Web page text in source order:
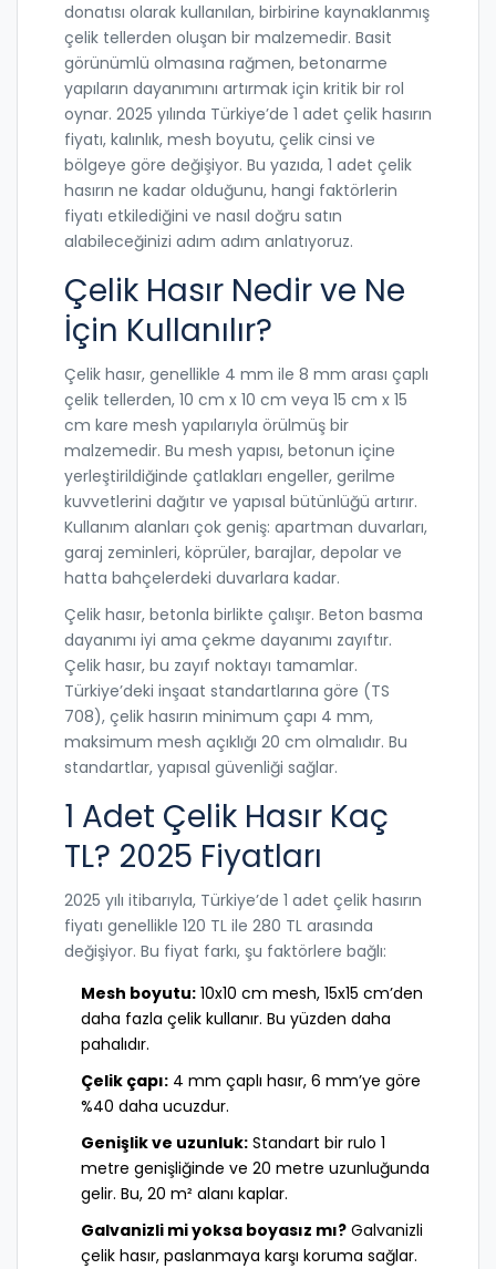
donatısı olarak kullanılan, birbirine kaynaklanmış
çelik tellerden oluşan bir malzemedir. Basit
görünümlü olmasına rağmen, betonarme
yapıların dayanımını artırmak için kritik bir rol
oynar. 2025 yılında Türkiye’de 1 adet çelik hasırın
fiyatı, kalınlık, mesh boyutu, çelik cinsi ve
bölgeye göre değişiyor. Bu yazıda, 1 adet çelik
hasırın ne kadar olduğunu, hangi faktörlerin
fiyatı etkilediğini ve nasıl doğru satın
alabileceğinizi adım adım anlatıyoruz.
Çelik Hasır Nedir ve Ne
İçin Kullanılır?
Çelik hasır, genellikle 4 mm ile 8 mm arası çaplı
çelik tellerden, 10 cm x 10 cm veya 15 cm x 15
cm kare mesh yapılarıyla örülmüş bir
malzemedir. Bu mesh yapısı, betonun içine
yerleştirildiğinde çatlakları engeller, gerilme
kuvvetlerini dağıtır ve yapısal bütünlüğü artırır.
Kullanım alanları çok geniş: apartman duvarları,
garaj zeminleri, köprüler, barajlar, depolar ve
hatta bahçelerdeki duvarlara kadar.
Çelik hasır, betonla birlikte çalışır. Beton basma
dayanımı iyi ama çekme dayanımı zayıftır.
Çelik hasır, bu zayıf noktayı tamamlar.
Türkiye’deki inşaat standartlarına göre (TS
708), çelik hasırın minimum çapı 4 mm,
maksimum mesh açıklığı 20 cm olmalıdır. Bu
standartlar, yapısal güvenliği sağlar.
1 Adet Çelik Hasır Kaç
TL? 2025 Fiyatları
2025 yılı itibarıyla, Türkiye’de 1 adet çelik hasırın
fiyatı genellikle 120 TL ile 280 TL arasında
değişiyor. Bu fiyat farkı, şu faktörlere bağlı:
Mesh boyutu: 10x10 cm mesh, 15x15 cm’den
daha fazla çelik kullanır. Bu yüzden daha
pahalıdır.
Çelik çapı: 4 mm çaplı hasır, 6 mm’ye göre
%40 daha ucuzdur.
Genişlik ve uzunluk: Standart bir rulo 1
metre genişliğinde ve 20 metre uzunluğunda
gelir. Bu, 20 m² alanı kaplar.
Galvanizli mi yoksa boyasız mı? Galvanizli
çelik hasır, paslanmaya karşı koruma sağlar.